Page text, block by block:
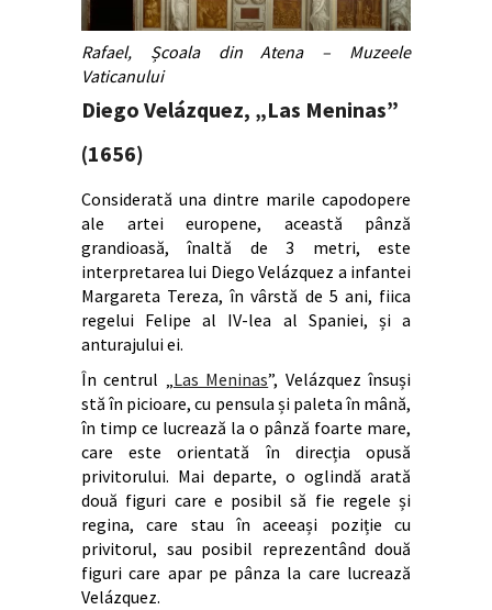
Rafael, Școala din Atena – Muzeele
Vaticanului
Diego Velázquez, „Las Meninas”
(1656)
Considerată una dintre marile capodopere
ale artei europene, această pânză
grandioasă, înaltă de 3 metri, este
interpretarea lui Diego Velázquez a infantei
Margareta Tereza, în vârstă de 5 ani, fiica
regelui Felipe al IV-lea al Spaniei, și a
anturajului ei.
În centrul „Las Meninas”, Velázquez însuși
stă în picioare, cu pensula și paleta în mână,
în timp ce lucrează la o pânză foarte mare,
care este orientată în direcția opusă
privitorului. Mai departe, o oglindă arată
două figuri care e posibil să fie regele și
regina, care stau în aceeași poziție cu
privitorul, sau posibil reprezentând două
figuri care apar pe pânza la care lucrează
Velázquez.